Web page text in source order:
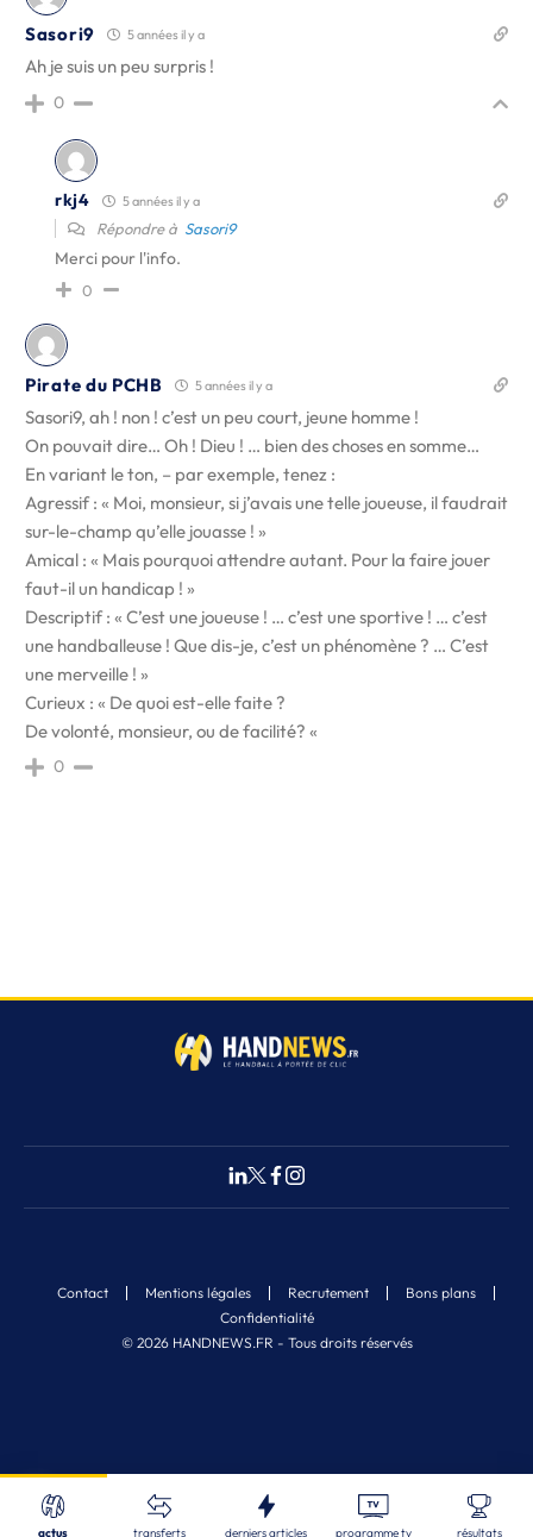
Recherche
Fermer
Sasori9 5 années il y a
Ah je suis un peu surpris !
0
rkj4 5 années il y a
Répondre à Sasori9
Merci pour l'info.
0
Pirate du PCHB 5 années il y a
Sasori9, ah ! non ! c’est un peu court, jeune homme !
On pouvait dire… Oh ! Dieu ! … bien des choses en somme…
En variant le ton, – par exemple, tenez :
Agressif : « Moi, monsieur, si j’avais une telle joueuse, il faudrait
sur-le-champ qu’elle jouasse ! »
Amical : « Mais pourquoi attendre autant. Pour la faire jouer
faut-il un handicap ! »
Descriptif : « C’est une joueuse ! … c’est une sportive ! … c’est
une handballeuse ! Que dis-je, c’est un phénomène ? … C’est
une merveille ! »
Curieux : « De quoi est-elle faite ?
De volonté, monsieur, ou de facilité? «
0
© 2026 HANDNEWS.FR - Tous droits réservés
Contact Mentions légales Recrutement
Bons plans
Confidentialité
actus transferts derniers articles programme tv résultats
Nos derniers articles
3